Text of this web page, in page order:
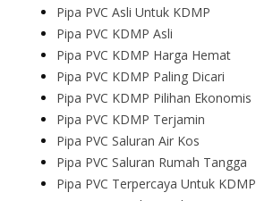
Pipa PVC Asli Untuk KDMP
Pipa PVC KDMP Asli
Pipa PVC KDMP Harga Hemat
Pipa PVC KDMP Paling Dicari
Pipa PVC KDMP Pilihan Ekonomis
Pipa PVC KDMP Terjamin
Pipa PVC Saluran Air Kos
Pipa PVC Saluran Rumah Tangga
Pipa PVC Terpercaya Untuk KDMP